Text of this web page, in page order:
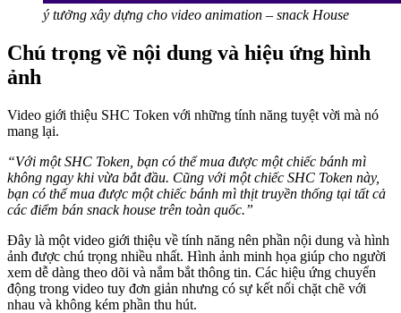
ý tưởng xây dựng cho video animation – snack House
Chú trọng về nội dung và hiệu ứng hình
ảnh
Video giới thiệu SHC Token với những tính năng tuyệt vời mà nó
mang lại.
“Với một SHC Token, bạn có thể mua được một chiếc bánh mì
không ngay khi vừa bắt đầu. Cũng với một chiếc SHC Token này,
bạn có thể mua được một chiếc bánh mì thịt truyền thống tại tất cả
các điểm bán snack house trên toàn quốc.”
Đây là một video giới thiệu về tính năng nên phần nội dung và hình
ảnh được chú trọng nhiều nhất. Hình ảnh minh họa giúp cho người
xem dễ dàng theo dõi và nắm bắt thông tin. Các hiệu ứng chuyển
động trong video tuy đơn giản nhưng có sự kết nối chặt chẽ với
nhau và không kém phần thu hút.